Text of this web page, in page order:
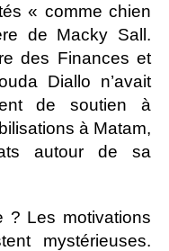
« comme chien
de Macky Sall.
des Finances et
Diallo n’avait
de soutien à
à Matam,
autour de sa
? Les motivations
mystérieuses.